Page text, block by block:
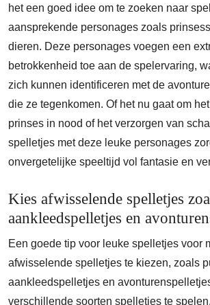
het een goed idee om te zoeken naar
aansprekende personages zoals
dieren. Deze personages voegen een
betrokkenheid toe aan de spelervaring,
zich kunnen identificeren met de
die ze tegenkomen. Of het nu gaat om
prinses in nood of het verzorgen van
spelletjes met deze leuke personages
onvergetelijke speeltijd vol fantasie en
Kies afwisselende spelletjes
aankleedspelletjes en
Een goede tip voor leuke spelletjes voor
afwisselende spelletjes te kiezen, zoals
aankleedspelletjes en
verschillende soorten spelletjes te